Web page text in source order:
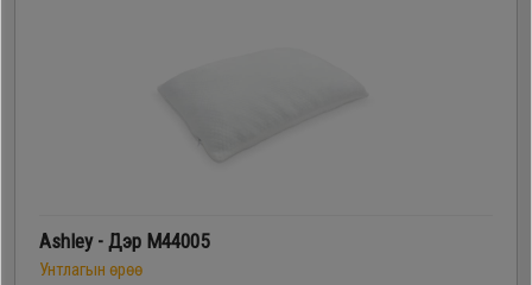
Ashley - Дэр M44005
Унтлагын өрөө